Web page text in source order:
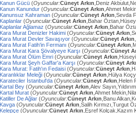
Kanun Gücü (Oyuncular:Cüneyt Arkın ,Deniz
Kanun Kanundur (Oyuncular:Cüneyt Arkın ,Ahmet
Kanunsuz Kahraman (Oyuncular:Cüneyt Arkın ,Sevda
Kaplanlar (Oyuncular:Cüneyt Arkın ,Bahar
Kaplanlar Ağlamaz (Oyuncular:Cüneyt Arkın ,Bahar
Kara Murat Denizler Hakimi (Oyuncular:Cüneyt Arkın
Kara Murat Devler Savaşıyor (Oyuncular:Cüneyt Arkın
Kara Murat Fatih'in Fermanı (Oyuncular:Cüneyt Arkın
Kara Murat Kara Şövalyeye Karşı (Oyuncular:Cüneyt
Kara Murat Ölüm Emri (Oyuncular:Cüneyt Arkın
Kara Murat Şeyh Gaffar'a Karşı (Oyuncular:Cüneyt
Kara Murat: Fatih'ın Fedaisi (Oyuncular:Cüneyt Arkın
Karanlıklar Meleği (Oyuncular:Cüneyt Arkın ,Hülya
Karateciler İstanbul'da (Oyuncular:Cüneyt Arkın ,Helen
Kartal Bey (Oyuncular:Cüneyt Arkın ,Alev
Kartal Murat (Oyuncular:Cüneyt Arkın ,Ahmet
Katiller De Ağlar (Oyuncular:Cüneyt Arkın ,Banu
Kavga (Oyuncular:Cüneyt Arkın ,Salih Kırmızı,Turgut
Kelepçe (Oyuncular:Cüneyt Arkın ,Eşref